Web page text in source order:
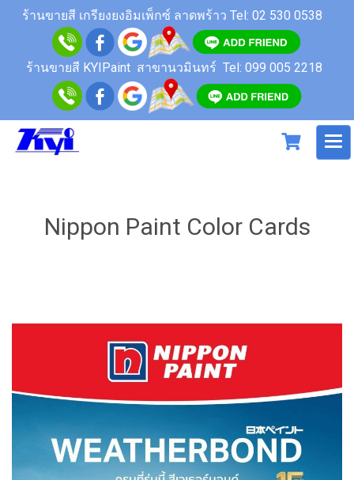
ร้านขายสี เกรียงยงอิมเพ็กซ์ ลาดพร้าว Tel: 02 530 0538
ร้านขายสี KYIPaint สาขานวมินทร์ Tel: 099 005 2218
Nippon Paint Color Cards